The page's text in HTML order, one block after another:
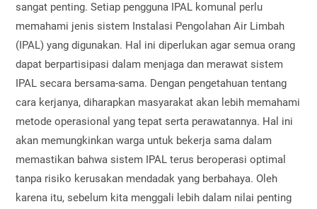
sangat penting. Setiap pengguna IPAL komunal perlu
memahami jenis sistem Instalasi Pengolahan Air Limbah
(IPAL) yang digunakan. Hal ini diperlukan agar semua orang
dapat berpartisipasi dalam menjaga dan merawat sistem
IPAL secara bersama-sama. Dengan pengetahuan tentang
cara kerjanya, diharapkan masyarakat akan lebih memahami
metode operasional yang tepat serta perawatannya. Hal ini
akan memungkinkan warga untuk bekerja sama dalam
memastikan bahwa sistem IPAL terus beroperasi optimal
tanpa risiko kerusakan mendadak yang berbahaya. Oleh
karena itu, sebelum kita menggali lebih dalam nilai penting